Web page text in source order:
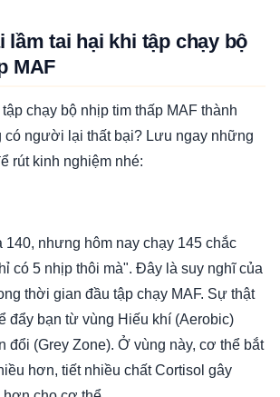
lầm tai hại khi tập chạy bộ
MAF
chạy bộ nhịp tim thấp MAF thành
có người lại thất bại? Lưu ngay những
rút kinh nghiệm nhé:
140, nhưng hôm nay chạy 145 chắc
có 5 nhịp thôi mà". Đây là suy nghĩ của
thời gian đầu tập chạy MAF. Sự thật
đẩy bạn từ vùng Hiếu khí (Aerobic)
đổi (Grey Zone). Ở vùng này, cơ thể bắt
hơn, tiết nhiều chất Cortisol gây